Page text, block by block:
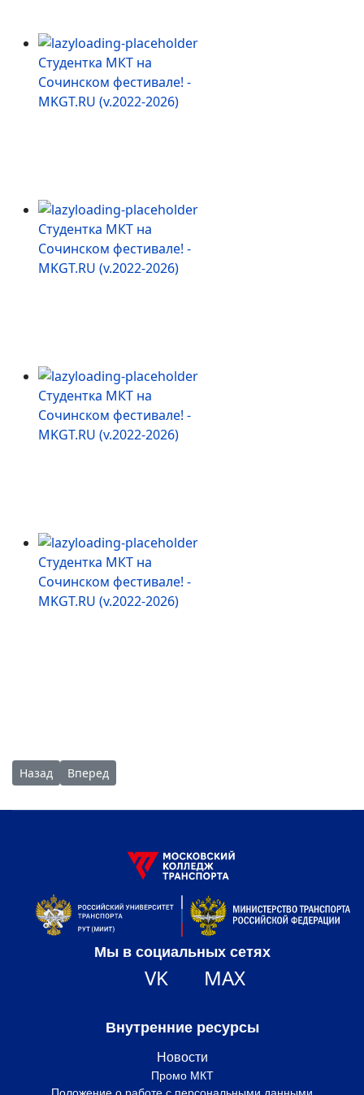
Предыдущий: В преддверии Дня защитника Отечества
Назад Следующий: День открытых дверей состоится 19
Вперед
Мы в социальных сетях
VK MAX
Внутренние ресурсы
Новости
Промо МКТ
Положение о работе с персональными данными